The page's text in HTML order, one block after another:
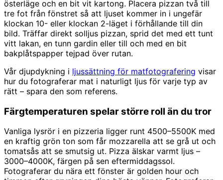
österläge och en bit vit kartong. Placera pizzan två till
tre fot från fönstret så att ljuset kommer in i ungefär
klockan 10- eller klockan 2-läget i förhållande till din
bild. Träffar direkt solljus pizzan, sprid det med ett tunt
vitt lakan, en tunn gardin eller till och med en bit
bakplåtspapper tejpad över rutan.
Vår djupdykning i ljussättning för matfotografering visar
hur du fotograferar mat i naturligt ljus för varje typ av
rätt – spara den som referens.
Färgtemperaturen spelar större roll än du tror
Vanliga lysrör i en pizzeria ligger runt 4500–5500K med
en kraftig grön ton som får mozzarella att se grå ut och
tomatsås att se smutsig ut. Pizza älskar varmt ljus –
3000–4000K, färgen på sen eftermiddagssol.
Fotograferar du nära ett fönster är golden hour och